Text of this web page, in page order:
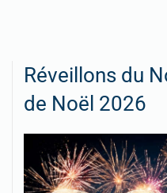
Réveillons du
de Noël 2026